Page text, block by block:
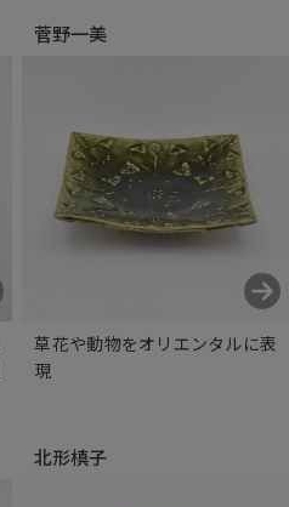
菅野一美
草花や動物をオリエンタルに表
現
北形槙子